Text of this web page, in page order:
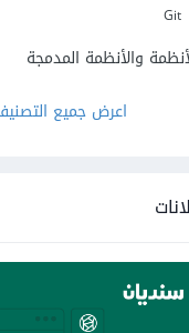
Git
والأنظمة المدمجة
اعرض جميع